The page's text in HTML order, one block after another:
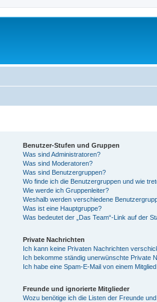
Benutzer-Stufen und Gruppen
Was sind Administratoren?
Was sind Moderatoren?
Was sind Benutzergruppen?
Wo finde ich die Benutzergruppen und wie
Wie werde ich Gruppenleiter?
Weshalb werden verschiedene
Was ist eine Hauptgruppe?
Was bedeutet der „Das Team“-Link auf der
Private Nachrichten
Ich kann keine Privaten Nachrichten
Ich bekomme ständig unerwünschte Private
Ich habe eine Spam-E-Mail von einem
Freunde und ignorierte Mitglieder
Wozu benötige ich die Listen der Freunde